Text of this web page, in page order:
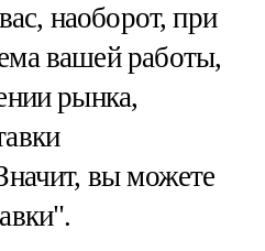
наоборот, при
вашей работы,
рынка,
вы можете